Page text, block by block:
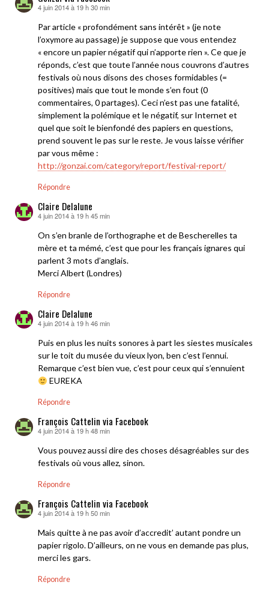
dit :
4 juin 2014 à 19 h 30 min
Par article « profondément sans intérêt » (je note
l’oxymore au passage) je suppose que vous entendez
« encore un papier négatif qui n’apporte rien ». Ce que je
réponds, c’est que toute l’année nous couvrons d’autres
festivals où nous disons des choses formidables (=
positives) mais que tout le monde s’en fout (0
commentaires, 0 partages). Ceci n’est pas une fatalité,
simplement la polémique et le négatif, sur Internet et
quel que soit le bienfondé des papiers en questions,
prend souvent le pas sur le reste. Je vous laisse vérifier
par vous même :
http://gonzai.com/category/report/festival-report/
Répondre
Claire Delalune
dit :
4 juin 2014 à 19 h 45 min
On s’en branle de l’orthographe et de Bescherelles ta
mère et ta mémé, c’est que pour les français ignares qui
parlent 3 mots d’anglais.
Merci Albert (Londres)
Répondre
Claire Delalune
dit :
4 juin 2014 à 19 h 46 min
Puis en plus les nuits sonores à part les siestes musicales
sur le toit du musée du vieux lyon, ben c’est l’ennui.
Remarque c’est bien vue, c’est pour ceux qui s’ennuient
EUREKA
Répondre
François Cattelin via Facebook
dit :
4 juin 2014 à 19 h 48 min
Vous pouvez aussi dire des choses désagréables sur des
festivals où vous allez, sinon.
Répondre
François Cattelin via Facebook
dit :
4 juin 2014 à 19 h 50 min
Mais quitte à ne pas avoir d’accredit’ autant pondre un
papier rigolo. D’ailleurs, on ne vous en demande pas plus,
merci les gars.
Répondre